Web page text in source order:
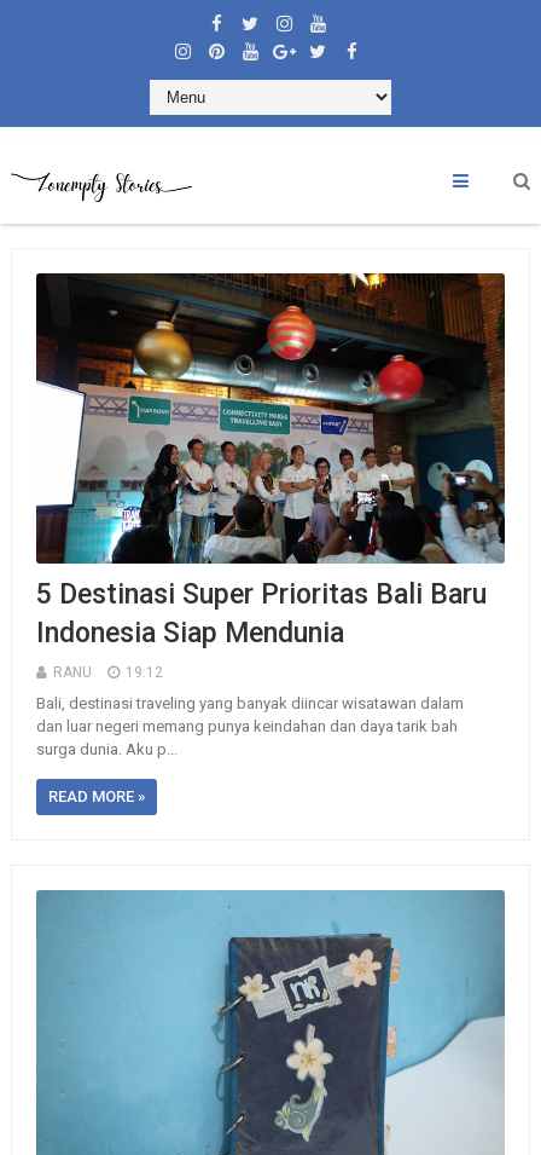
5 Destinasi Super Prioritas Bali Baru
Indonesia Siap Mendunia
RANU 19:12
Bali, destinasi traveling yang banyak diincar wisatawan dalam
dan luar negeri memang punya keindahan dan daya tarik bah
surga dunia. Aku p...
READ MORE »